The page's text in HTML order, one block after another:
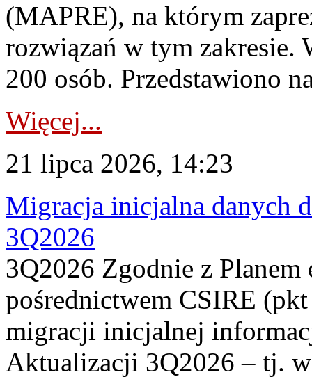
(MAPRE), na którym
rozwiązań w tym zakresie.
200 osób. Przedstawiono
Więcej...
21 lipca 2026, 14:23
Migracja inicjalna danych
3Q2026
3Q2026 Zgodnie z
pośrednictwem CSIRE
migracji inicjalnej
Aktualizacji 3Q2026 – tj.